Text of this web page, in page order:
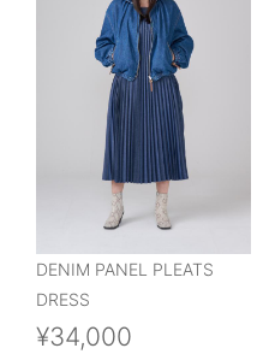
DENIM PANEL PLEATS
DRESS
¥34,000